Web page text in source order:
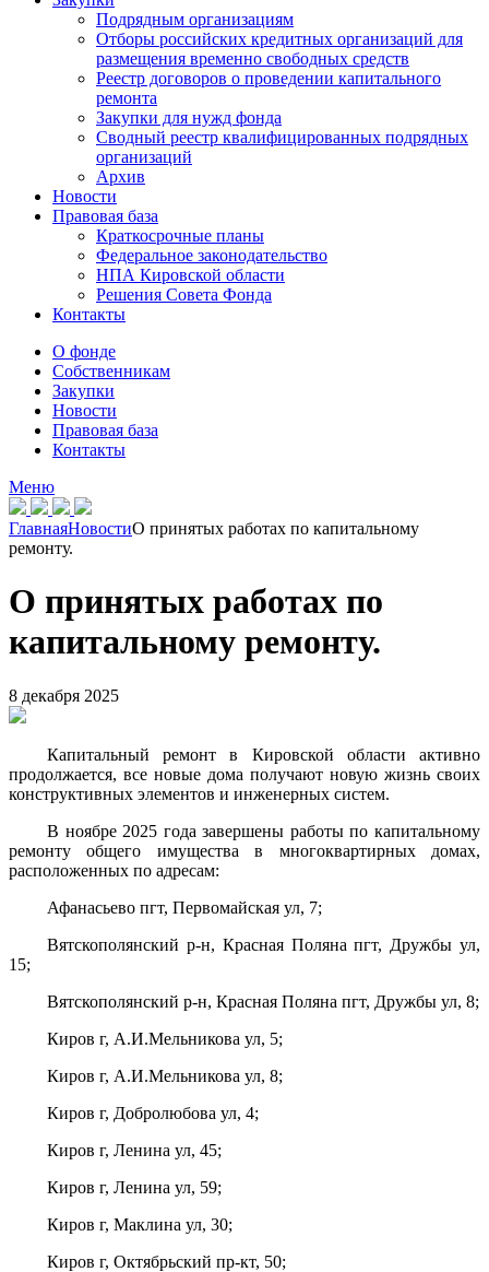
Подрядным организациям
Отборы российских кредитных организаций для
размещения временно свободных средств
Реестр договоров о проведении капитального
ремонта
Закупки для нужд фонда
Сводный реестр квалифицированных подрядных
организаций
Архив
Новости
Правовая база
Краткосрочные планы
Федеральное законодательство
НПА Кировской области
Решения Совета Фонда
Контакты
О фонде
Собственникам
Закупки
Новости
Правовая база
Контакты
Меню
ГлавнаяНовостиО принятых работах по капитальному
ремонту.
О принятых работах по
капитальному ремонту.
8 декабря 2025
Капитальный ремонт в Кировской области активно
продолжается, все новые дома получают новую жизнь своих
конструктивных элементов и инженерных систем.
В ноябре 2025 года завершены работы по капитальному
ремонту общего имущества в многоквартирных домах,
расположенных по адресам:
Афанасьево пгт, Первомайская ул, 7;
Вятскополянский р-н, Красная Поляна пгт, Дружбы ул,
15;
Вятскополянский р-н, Красная Поляна пгт, Дружбы ул, 8;
Киров г, А.И.Мельникова ул, 5;
Киров г, А.И.Мельникова ул, 8;
Киров г, Добролюбова ул, 4;
Киров г, Ленина ул, 45;
Киров г, Ленина ул, 59;
Киров г, Маклина ул, 30;
Киров г, Октябрьский пр-кт, 50;